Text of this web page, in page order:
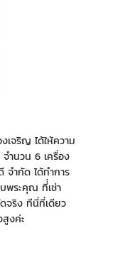
จริญ ได้ให้ความ
ำนวน 6 เครื่อง
จำกัด ได้ทำการ
พระคุณ ที่่เช่า
จริง ทีนี่ที่เดียว
งค่ะ